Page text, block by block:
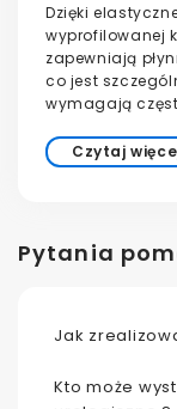
Czytaj
Dzięki
wyprofilowanej
zapewniają
co jest
wymagają
Pytania
Jak
Kto może